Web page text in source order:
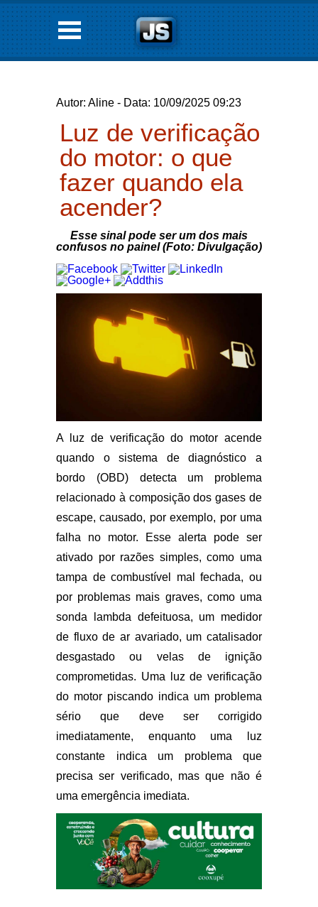
Autor: Aline - Data: 10/09/2025 09:23
Luz de verificação
do motor: o que
fazer quando ela
acender?
Esse sinal pode ser um dos mais
confusos no painel (Foto: Divulgação)
A luz de verificação do motor acende
quando o sistema de diagnóstico a
bordo (OBD) detecta um problema
relacionado à composição dos gases de
escape, causado, por exemplo, por uma
falha no motor. Esse alerta pode ser
ativado por razões simples, como uma
tampa de combustível mal fechada, ou
por problemas mais graves, como uma
sonda lambda defeituosa, um medidor
de fluxo de ar avariado, um catalisador
desgastado ou velas de ignição
comprometidas. Uma luz de verificação
do motor piscando indica um problema
sério que deve ser corrigido
imediatamente, enquanto uma luz
constante indica um problema que
precisa ser verificado, mas que não é
uma emergência imediata.